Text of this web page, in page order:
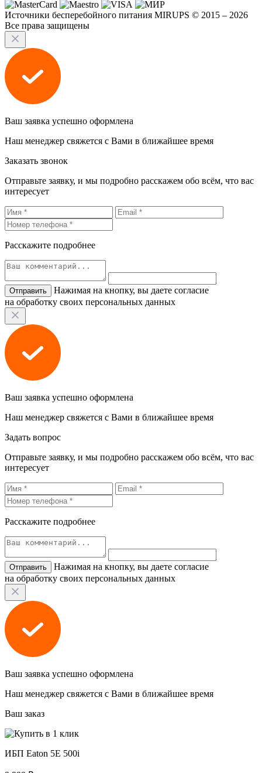
Источники бесперебойного питания MIRUPS © 2015 – 2026
Все права защищены
Ваш заявка успешно оформлена
Наш менеджер свяжется с Вами в ближайшее время
Заказать звонок
Отправьте заявку, и мы подробно расскажем обо всём, что вас
интересует
Расскажите подробнее
Нажимая на кнопку, вы даете согласие
на обработку своих персональных данных
Ваш заявка успешно оформлена
Наш менеджер свяжется с Вами в ближайшее время
Задать вопрос
Отправьте заявку, и мы подробно расскажем обо всём, что вас
интересует
Расскажите подробнее
Нажимая на кнопку, вы даете согласие
на обработку своих персональных данных
Ваш заявка успешно оформлена
Наш менеджер свяжется с Вами в ближайшее время
Ваш заказ
ИБП Eaton 5E 500i